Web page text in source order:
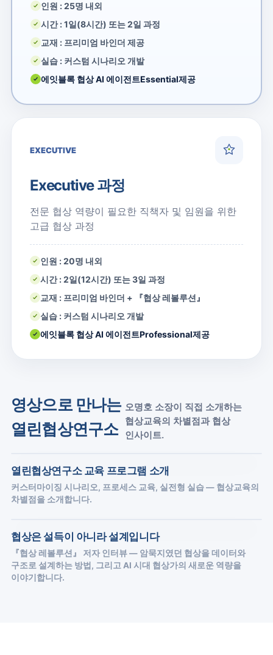
인원 : 25명 내외
시간 : 1일(8시간) 또는 2일 과정
교재 : 프리미엄 바인더 제공
실습 : 커스텀 시나리오 개발
에잇블록 협상 AI 에이전트Essential제공
EXECUTIVE
Executive 과정
전문 협상 역량이 필요한 직책자 및 임원을 위한
고급 협상 과정
인원 : 20명 내외
시간 : 2일(12시간) 또는 3일 과정
교재 : 프리미엄 바인더 + 『협상 레볼루션』
실습 : 커스텀 시나리오 개발
에잇블록 협상 AI 에이전트Professional제공
영상으로 만나는
열린협상연구소
오명호 소장이 직접 소개하는
협상교육의 차별점과 협상
인사이트.
열린협상연구소 교육 프로그램 소개
커스터마이징 시나리오, 프로세스 교육, 실전형 실습 — 협상교육의
차별점을 소개합니다.
협상은 설득이 아니라 설계입니다
『협상 레볼루션』 저자 인터뷰 — 암묵지였던 협상을 데이터와
구조로 설계하는 방법, 그리고 AI 시대 협상가의 새로운 역량을
이야기합니다.